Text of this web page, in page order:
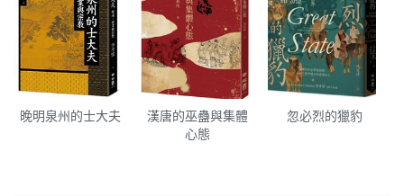
晚明泉州的士大夫
漢唐的巫蠱與集體
心態
忽必烈的獵豹